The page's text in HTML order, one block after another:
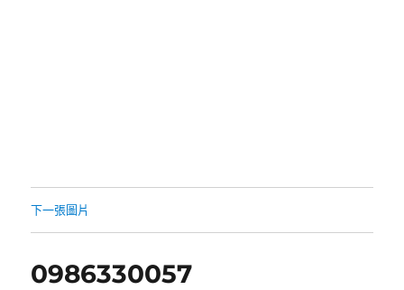
下一張圖片
0986330057